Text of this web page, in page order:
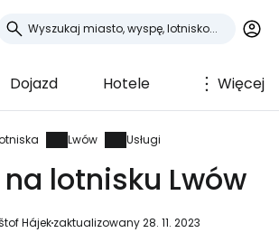
Dojazd Hotele Więcej
Lwów Usługi
na lotnisku Lwów
Hájekzaktualizowany 28. 11. 2023
się do
społeczności podróżniczej